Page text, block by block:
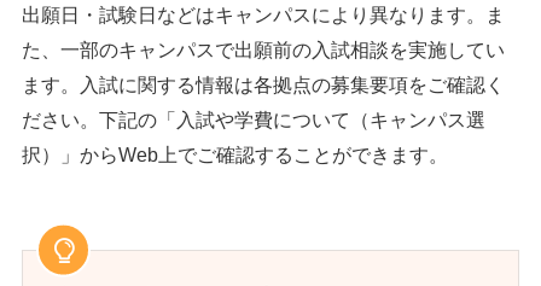
出願日・試験日などはキャンパスにより異なります。ま
た、一部のキャンパスで出願前の入試相談を実施してい
ます。入試に関する情報は各拠点の募集要項をご確認く
ださい。下記の「入試や学費について（キャンパス選
択）」からWeb上でご確認することができます。